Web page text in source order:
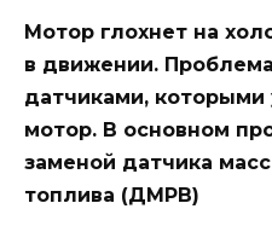
Мотор глохнет на
в движении.
датчиками, которыми
мотор. В основном
заменой датчика
топлива (ДМРВ)